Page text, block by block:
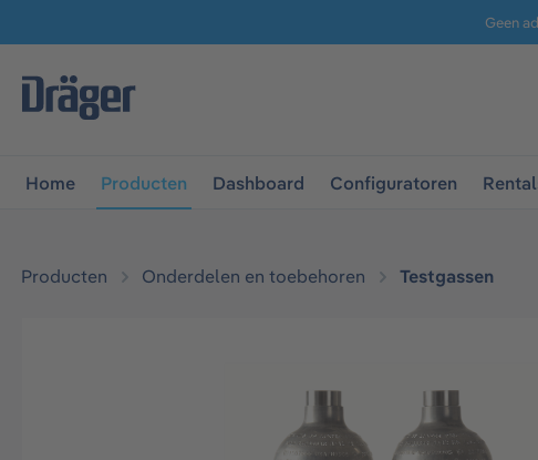
Ga naar navigatie B2B-platformGeen
Home Producten Dashboard Configuratoren
Producten Onderdelen en toebehoren Testgassen